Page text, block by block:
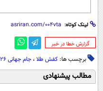
لینک کوتاه:
‌گزارش خطا در خبر
برچسب ها: کفش طلا ، جام جهانی 2026
مطالب پیشنهادی